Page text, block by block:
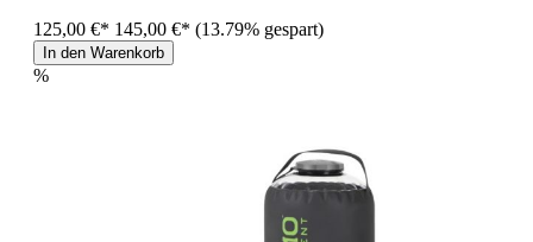
125,00 €* 145,00 €* (13.79% gespart)
In den Warenkorb
%